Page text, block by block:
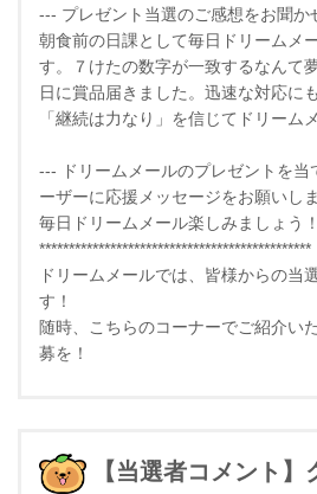
--- プレゼント当選のご感想をお聞か
朝食前の日課として毎日ドリームメ
す。７けたの数字が一致するなんて
日に賞品届きました。迅速な対応に
「継続は力なり」を信じてドリーム
--- ドリームメールのプレゼントを当
ーザーに応援メッセージをお願いし
毎日ドリームメール楽しみましょう！
**********************************************
ドリームメールでは、皆様からの当
す！
随時、こちらのコーナーでご紹介い
募を！
【当選者コメント